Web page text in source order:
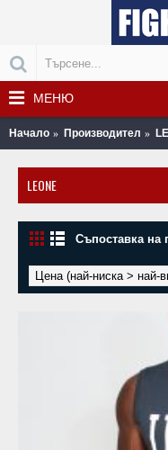
МЕНЮ
Начало Производител
LEONE
Съпоставка на